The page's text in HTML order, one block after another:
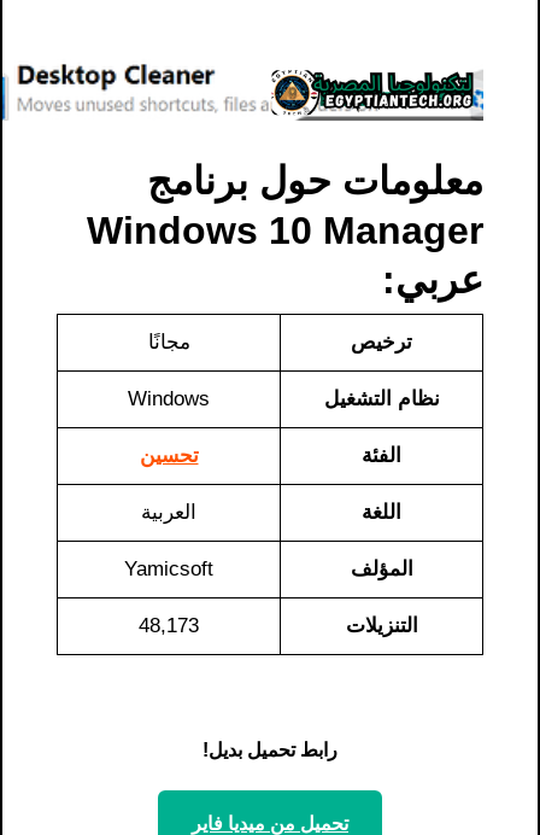
معلومات حول برنامج
Windows 10 Manager
عربي:
ترخيص مجانًا
نظام التشغيل Windows
الفئة تحسين
اللغة العربية
المؤلف Yamicsoft
التنزيلات 48,173
رابط تحميل بديل!
تحميل من ميديا ​​فاير